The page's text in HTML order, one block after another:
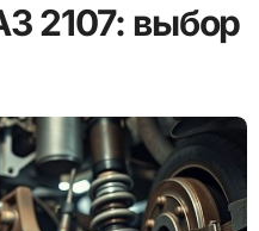
2107: выбор